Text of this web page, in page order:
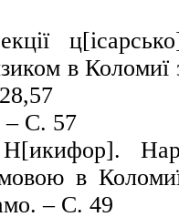
в
– С. 57
в
– С. 49